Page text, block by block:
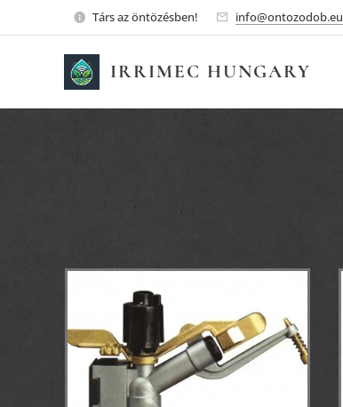
Társ az öntözésben! info@ontozodob.eu
IRRIMEC HUNGARY